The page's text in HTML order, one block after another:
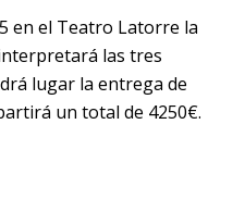
en el Teatro Latorre la
las tres
lugar la entrega de
un total de 4250€.